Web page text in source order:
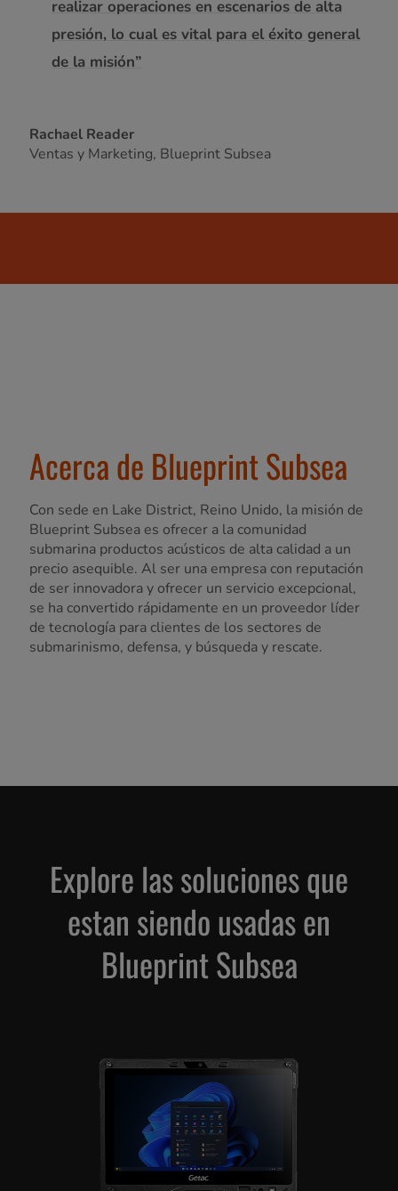
realizar operaciones en escenarios de alta
presión, lo cual es vital para el éxito general
de la misión”
Rachael Reader
Ventas y Marketing, Blueprint Subsea
Acerca de Blueprint Subsea
Con sede en Lake District, Reino Unido, la misión de
Blueprint Subsea es ofrecer a la comunidad
submarina productos acústicos de alta calidad a un
precio asequible. Al ser una empresa con reputación
de ser innovadora y ofrecer un servicio excepcional,
se ha convertido rápidamente en un proveedor líder
de tecnología para clientes de los sectores de
submarinismo, defensa, y búsqueda y rescate.
Explore las soluciones que
estan siendo usadas en
Blueprint Subsea